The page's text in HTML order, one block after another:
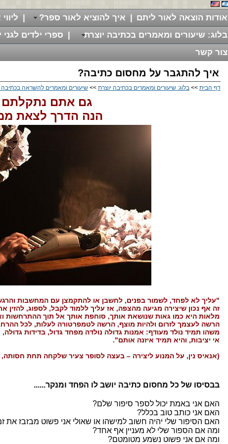
אודות הוצאה לאור ליתם | איך להוציא לאור ספר? |
בלוג: שיעורים ומאמרים בכתיבה יוצרת
| ספרי ילדים
צור קשר
איך להתגבר על מחסום כתיבה?
דף הבית >> בלוג: שיעורים ומאמרים בכתיבה יוצרת >> שיעורים ומאמרים להשראה בכתיבה
גם אתם נתקלתם
הנה הדרך לצאת
"עליך לא לפחד, לשמור בפנים, לחשבן או להתקמצן עם המחשבות
זה אף נכון שיצירה מגיעה מהצפה, אז עליך ללמוד לקבל, לספוג, להזין
מלאות היא כמו גאות שנושאת אותך, סוחפת אותך אל תוך ההתרחשות
הרשה לעצמך לזרום ולהיות מוצף, הרשה לטמפרטורה לעלות, לכל
משהו תמיד נולד מעודף: אמנות גדולה נולדה מפחד גדול, בדידות גדולה,
אי יציבות, והיא תמיד איזנה אותם".
(אנאיס נין, על המנוע ליצירה – בעצה לסופר צעיר שלקחה תחת חסותה, 1944-1947)
​בבסיסו של כל מחסום כתיבה יושב לו הפחד ומנקר......
האם אני באמת יכול לספר סיפור שלם?
האם אני כותב טוב בכלל?
האם הסיפור שלי יהיה חשוב למישהו או שאולי אני פשוט מבזבז את
ומה אם הספור שלי לא מעניין אף אחד?
ומה אם אני פשוט נשמע מטומטם?